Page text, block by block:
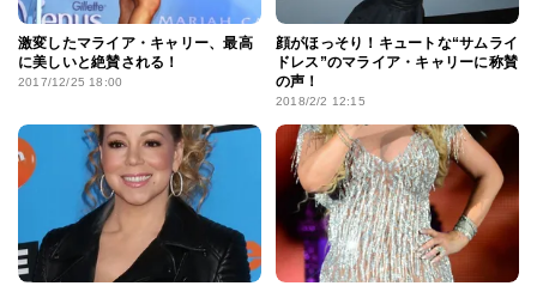
激変したマライア・キャリー、最高
に美しいと絶賛される！
2017/12/25 18:00
顔がほっそり！キュートな“サムライ
ドレス”のマライア・キャリーに称賛
の声！
2018/2/2 12:15